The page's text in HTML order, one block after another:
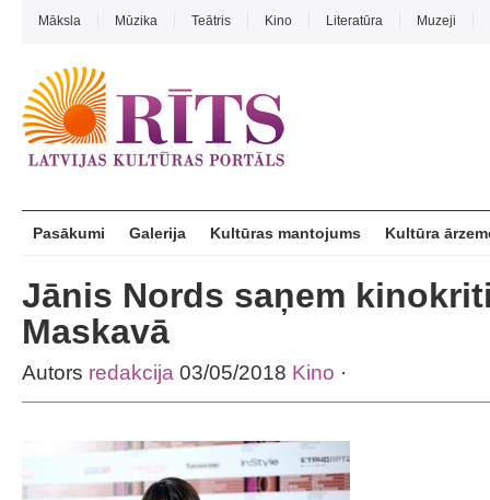
Māksla Mūzika Teātris Kino Literatūra Muzeji
Pasākumi Galerija Kultūras mantojums Kultūra
Jānis Nords saņem
Maskavā
Autors redakcija 03/05/2018 Kino ·